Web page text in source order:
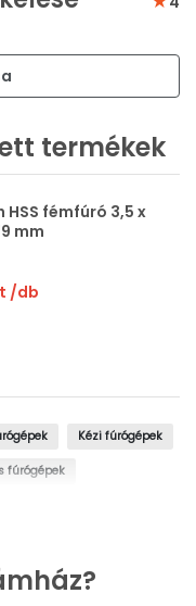
termékek
HSS fémfúró 3,5 x
mm
/db
Kézi fúrógépek
fúrógépek